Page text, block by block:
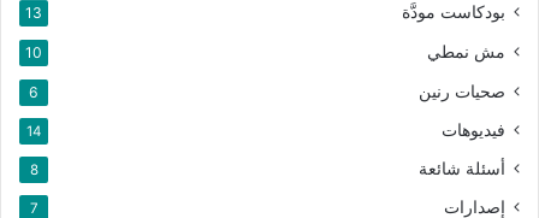
بودكاست مودَّة 13
مش نمطي 10
صحيات رنين 6
فيديوهات 14
أسئلة شائعة 8
إصدارات 7